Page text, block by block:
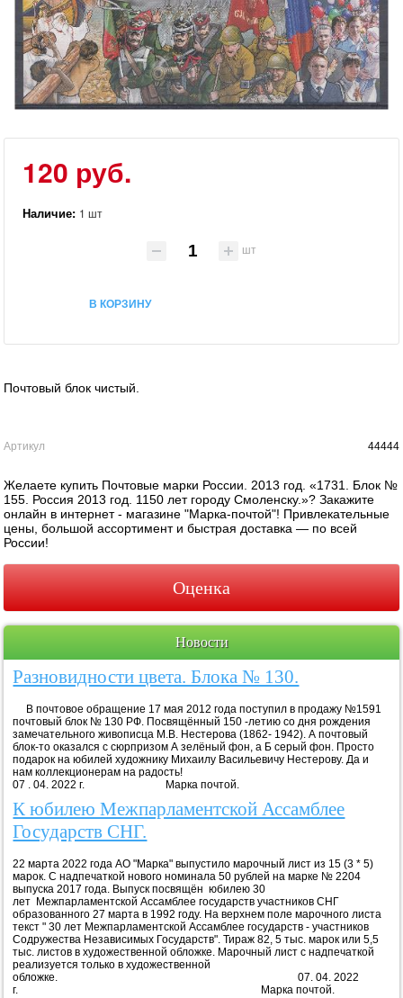
120 руб.
Наличие: 1 шт
шт
В КОРЗИНУ
Почтовый блок чистый.
Артикул 44444
Желаете купить Почтовые марки России. 2013 год. «1731. Блок №
155. Россия 2013 год. 1150 лет городу Смоленску.»? Закажите
онлайн в интернет - магазине "Марка-почтой"! Привлекательные
цены, большой ассортимент и быстрая доставка — по всей
России!
Оценка
Новости
Разновидности цвета. Блока № 130.
В почтовое обращение 17 мая 2012 года поступил в продажу №1591
почтовый блок № 130 РФ. Посвящённый 150 -летию со дня рождения
замечательного живописца М.В. Нестерова (1862- 1942). А почтовый
блок-то оказался с сюрпризом А зелёный фон, а Б серый фон. Просто
подарок на юбилей художнику Михаилу Васильевичу Нестерову. Да и
нам коллекционерам на радость!
07 . 04. 2022 г. Марка почтой.
К юбилею Межпарламентской Ассамблее
Государств СНГ.
22 марта 2022 года АО "Марка" выпустило марочный лист из 15 (3 * 5)
марок. С надпечаткой нового номинала 50 рублей на марке № 2204
выпуска 2017 года. Выпуск посвящён юбилею 30
лет Межпарламентской Ассамблее государств участников СНГ
образованного 27 марта в 1992 году. На верхнем поле марочного листа
текст " 30 лет Межпарламентской Ассамблее государств - участников
Содружества Независимых Государств". Тираж 82, 5 тыс. марок или 5,5
тыс. листов в художественной обложке. Марочный лист с надпечаткой
реализуется только в художественной
обложке. 07. 04. 2022
г. Марка почтой.